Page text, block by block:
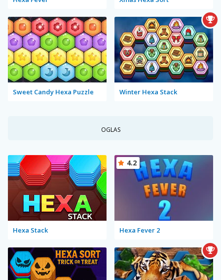
Sweet Candy Hexa Puzzle Winter Hexa Stack
OGLAS
Hexa Stack Hexa Fever 2
4.2